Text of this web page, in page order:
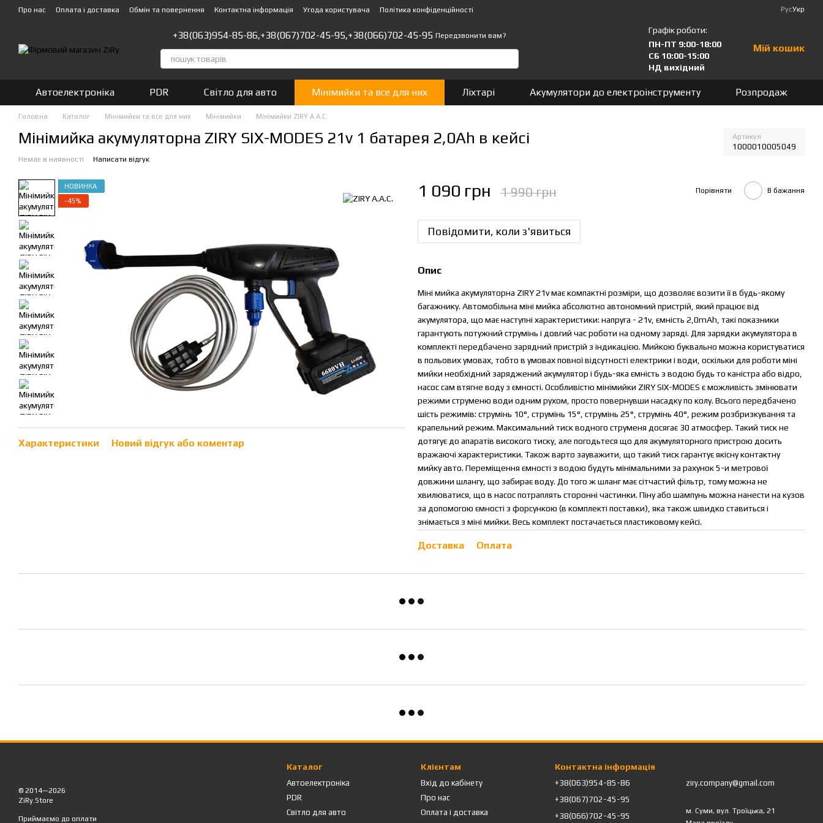
Перейти до основного контенту
Про нас Оплата і доставка Обмін та повернення Контактна інформація Угода користувача Політика конфіденційності РусУкр
+38(063)954-85-86,+38(067)702-45-95,+38(066)702-45-95 Передзвонити вам?
Графік роботи:
ПН-ПТ 9:00-18:00
СБ 10:00-15:00
НД вихідний
Мій кошик
Автоелектроніка PDR Світло для авто Мінімийки та все для них Ліхтарі Акумулятори до електроінструменту Розпродаж
Головна Каталог Мінімийки та все для них Мінімийки Мінімийки ZIRY A.A.C.
Мінімийка акумуляторна ZIRY SIX-MODES 21v 1 батарея 2,0Ah в кейсі Артикул
1000010005049
Немає в наявності Написати відгук
НОВИНКА
−45%
Характеристики Новий відгук або коментар
1 090 грн 1 990 грн Порівняти В бажання
Повідомити, коли з'явиться
Опис
Міні мийка акумуляторна ZIRY 21v має компактні розміри, що дозволяє возити її в будь-якому
багажнику. Автомобільна міні мийка абсолютно автономний пристрій, який працює від
акумулятора, що має наступні характеристики: напруга - 21v, ємність 2,0mAh, такі показники
гарантують потужний струмінь і довгий час роботи на одному заряді. Для зарядки акумулятора в
комплекті передбачено зарядний пристрій з індикацією. Мийкою буквально можна користуватися
в польових умовах, тобто в умовах повної відсутності електрики і води, оскільки для роботи міні
мийки необхідний заряджений акумулятор і будь-яка ємність з водою будь то каністра або відро,
насос сам втягне воду з ємності. Особливістю мінімийки ZIRY SIX-MODES є можливість змінювати
режими струменю води одним рухом, просто повернувши насадку по колу. Всього передбачено
шість режимів: струмінь 10°, струмінь 15°, струмінь 25°, струмінь 40°, режим розбризкування та
крапельний режим. Максимальний тиск водного струменя досягає 30 атмосфер. Такий тиск не
дотягує до апаратів високого тиску, але погодьтеся що для акумуляторного пристрою досить
вражаючі характеристики. Також варто зауважити, що такий тиск гарантує якісну контактну
мийку авто. Переміщення ємності з водою будуть мінімальними за рахунок 5-и метрової
довжини шлангу, що забирає воду. До того ж шланг має сітчастий фільтр, тому можна не
хвилюватися, що в насос потраплять сторонні частинки. Піну або шампунь можна нанести на кузов
за допомогою ємності з форсункою (в комплекті поставки), яка також швидко ставиться і
знімається з міні мийки. Весь комплект постачається пластиковому кейсі.
Доставка Оплата
© 2014—2026
ZiRy.Store
Приймаємо до оплати
Каталог
Автоелектроніка
PDR
Світло для авто
Клієнтам
Вхід до кабінету
Про нас
Оплата і доставка
Контактна інформація
+38(063)954-85-86
+38(067)702-45-95
+38(066)702-45-95
ziry.company@gmail.com
м. Суми, вул. Троїцька, 21